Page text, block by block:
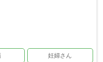
妊婦さん